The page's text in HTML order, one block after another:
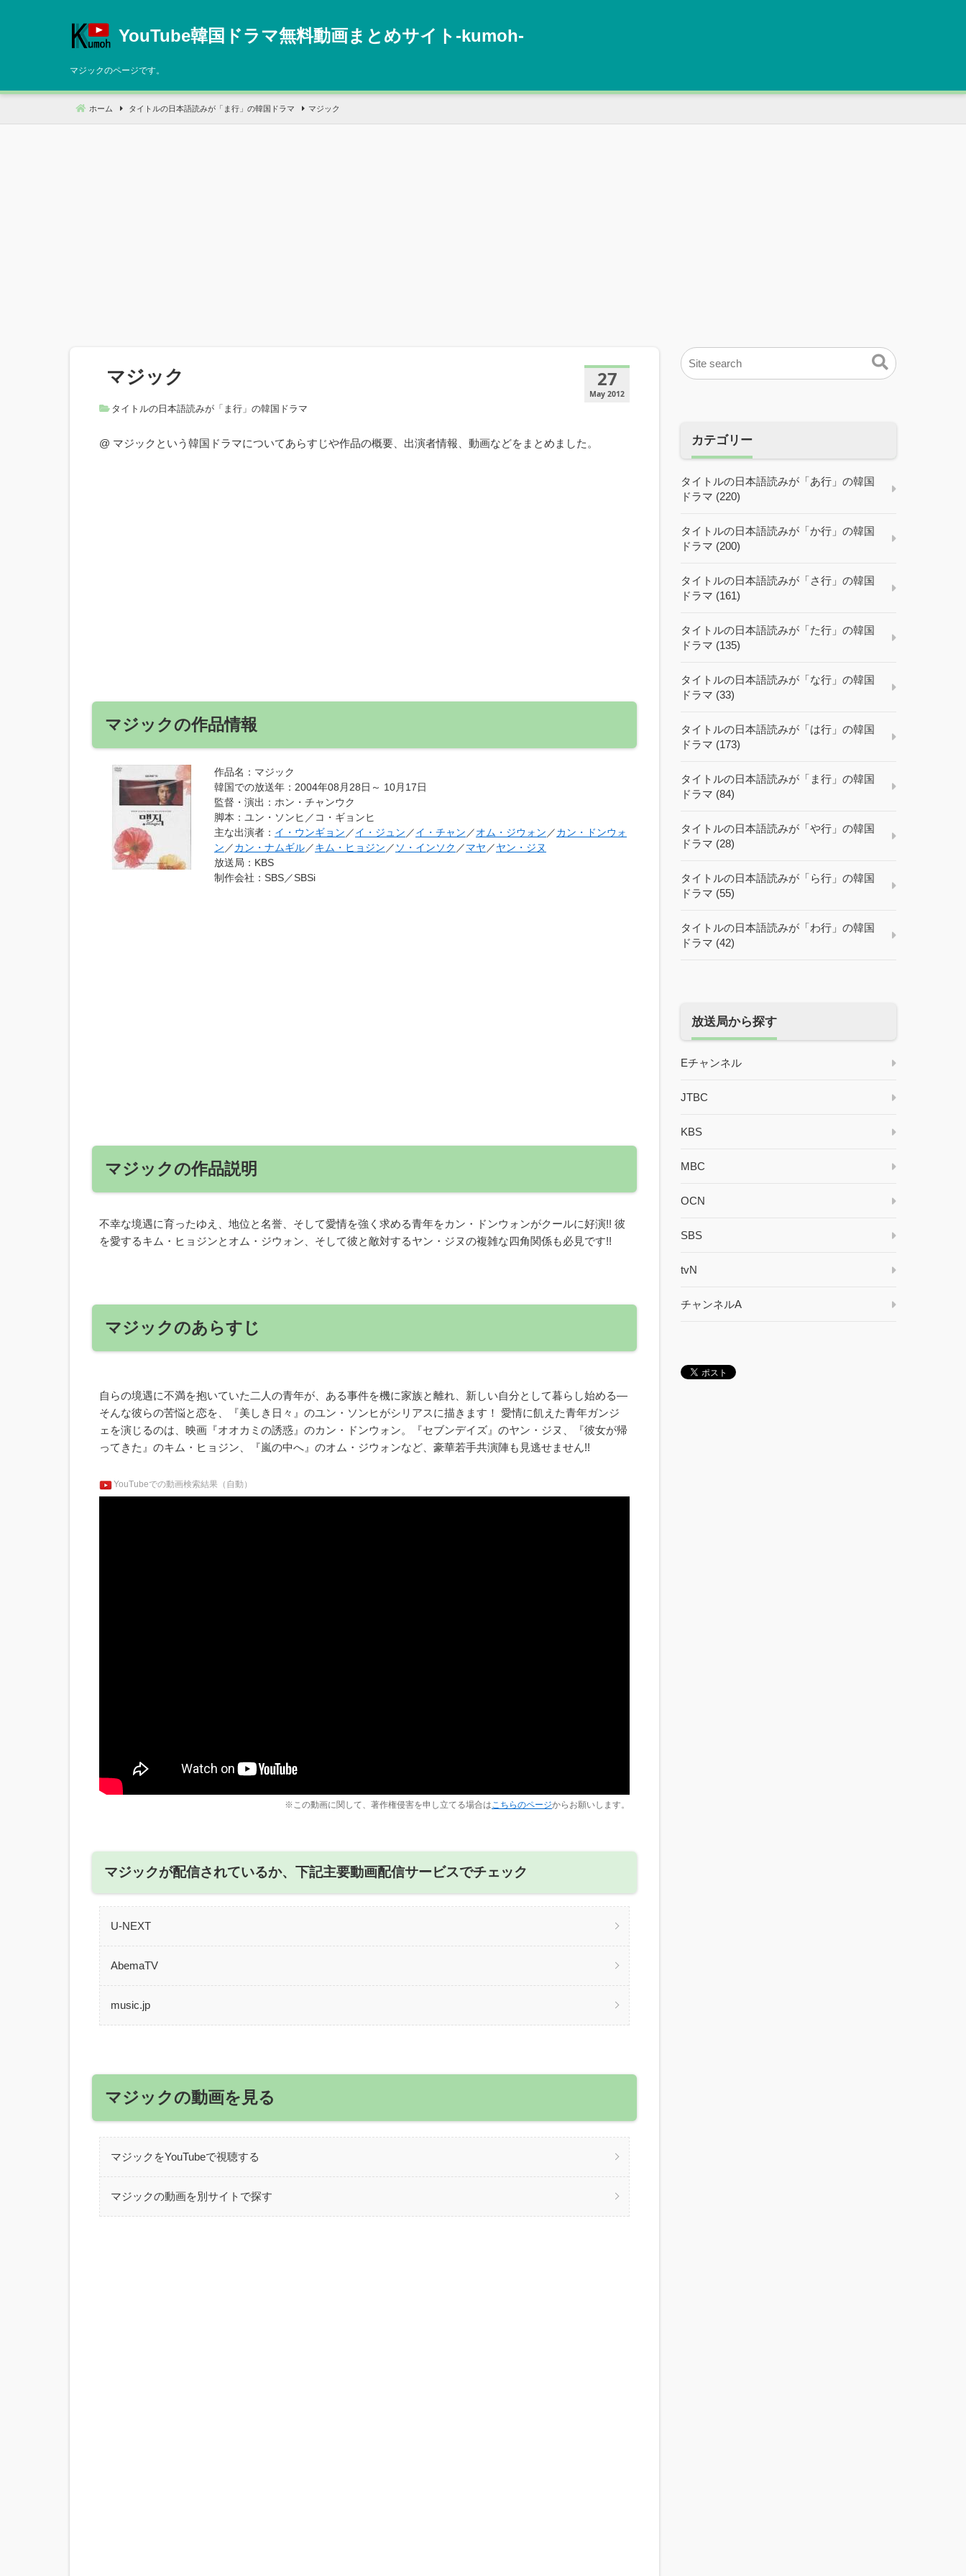
へ
動
YouTube韓国ドラマ無料動画まとめサイト‐kumoh‐
マジックのページです。
ホーム タイトルの日本語読みが「ま行」の韓国ドラマ マジック
27
May 2012
マジック
タイトルの日本語読みが「ま行」の韓国ドラマ
@ マジックという韓国ドラマについてあらすじや作品の概要、出演者情報、動画などをまとめました。
マジックの作品情報
作品名 ：マジック
韓国での放送年 ：2004年08月28日～ 10月17日
監督・演出 ：ホン・チャンウク
脚本 ：ユン・ソンヒ／コ・ギョンヒ
主な出演者 ： イ・ウンギョン ／イ・ジュン ／イ・チャン ／オム・ジウォン ／カン・ドンウォ
ン ／カン・ナムギル／キム・ヒョジン ／ ソ・インソク ／マヤ ／ヤン・ジヌ
放送局 ：KBS
制作会社 ：SBS／SBSi
マジックの作品説明
不幸な境遇に育ったゆえ、地位と名誉、そして愛情を強く求める青年をカン・ドンウォンがクールに好演!! 彼
を愛するキム・ヒョジンとオム・ジウォン、そして彼と敵対するヤン・ジヌの複雑な四角関係も必見です!!
マジックのあらすじ
自らの境遇に不満を抱いていた二人の青年が、ある事件を機に家族と離れ、新しい自分として暮らし始める―
そんな彼らの苦悩と恋を、『美しき日々』のユン・ソンヒがシリアスに描きます！ 愛情に飢えた青年ガンジ
ェを演じるのは、映画『オオカミの誘惑』のカン・ドンウォン。『セブンデイズ』のヤン・ジヌ、『彼女が帰
ってきた』のキム・ヒョジン、『嵐の中へ』のオム・ジウォンなど、豪華若手共演陣も見逃せません!!
YouTubeでの動画検索結果（自動）
※この動画に関して、著作権侵害を申し立てる場合は こちらのページからお願いします。
マジックが配信されているか、下記主要動画配信サービスでチェック
U-NEXT
AbemaTV
music.jp
マジックの動画を見る
マジックをYouTubeで視聴する
マジックの動画を別サイトで探す
カテゴリー
タイトルの日本語読みが「あ行」の韓国
ドラマ (220)
タイトルの日本語読みが「か行」の韓国
ドラマ (200)
タイトルの日本語読みが「さ行」の韓国
ドラマ (161)
タイトルの日本語読みが「た行」の韓国
ドラマ (135)
タイトルの日本語読みが「な行」の韓国
ドラマ (33)
タイトルの日本語読みが「は行」の韓国
ドラマ (173)
タイトルの日本語読みが「ま行」の韓国
ドラマ (84)
タイトルの日本語読みが「や行」の韓国
ドラマ (28)
タイトルの日本語読みが「ら行」の韓国
ドラマ (55)
タイトルの日本語読みが「わ行」の韓国
ドラマ (42)
放送局から探す
Eチャンネル
JTBC
KBS
MBC
OCN
SBS
tvN
チャンネルA